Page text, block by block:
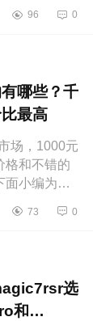
下面小编
96 0
哪些？千
最高
，1000元
格和不错的
面小编为大
比最
73 0
选
和